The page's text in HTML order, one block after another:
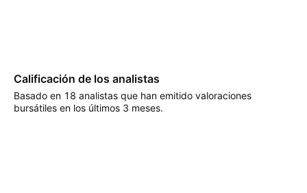
Calificación de los analistas
Basado en 18 analistas que han emitido valoraciones
bursátiles en los últimos 3 meses.